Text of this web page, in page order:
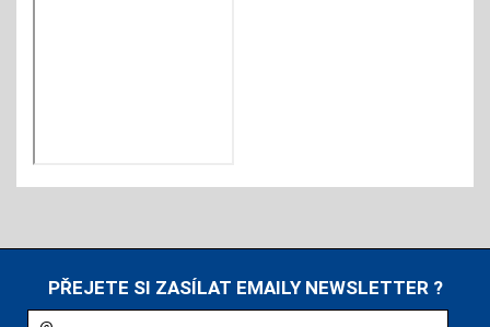
PŘEJETE SI ZASÍLAT EMAILY NEWSLETTER ?